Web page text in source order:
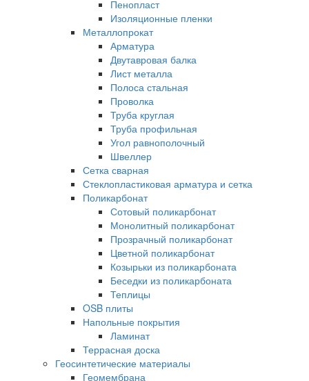
Пенопласт
Изоляционные пленки
Металлопрокат
Арматура
Двутавровая балка
Лист металла
Полоса стальная
Проволка
Труба круглая
Труба профильная
Угол равнополочный
Швеллер
Сетка сварная
Стеклопластиковая арматура и сетка
Поликарбонат
Сотовый поликарбонат
Монолитный поликарбонат
Прозрачный поликарбонат
Цветной поликарбонат
Козырьки из поликарбоната
Беседки из поликарбоната
Теплицы
OSB плиты
Напольные покрытия
Ламинат
Террасная доска
Геосинтетические материалы
Геомембрана